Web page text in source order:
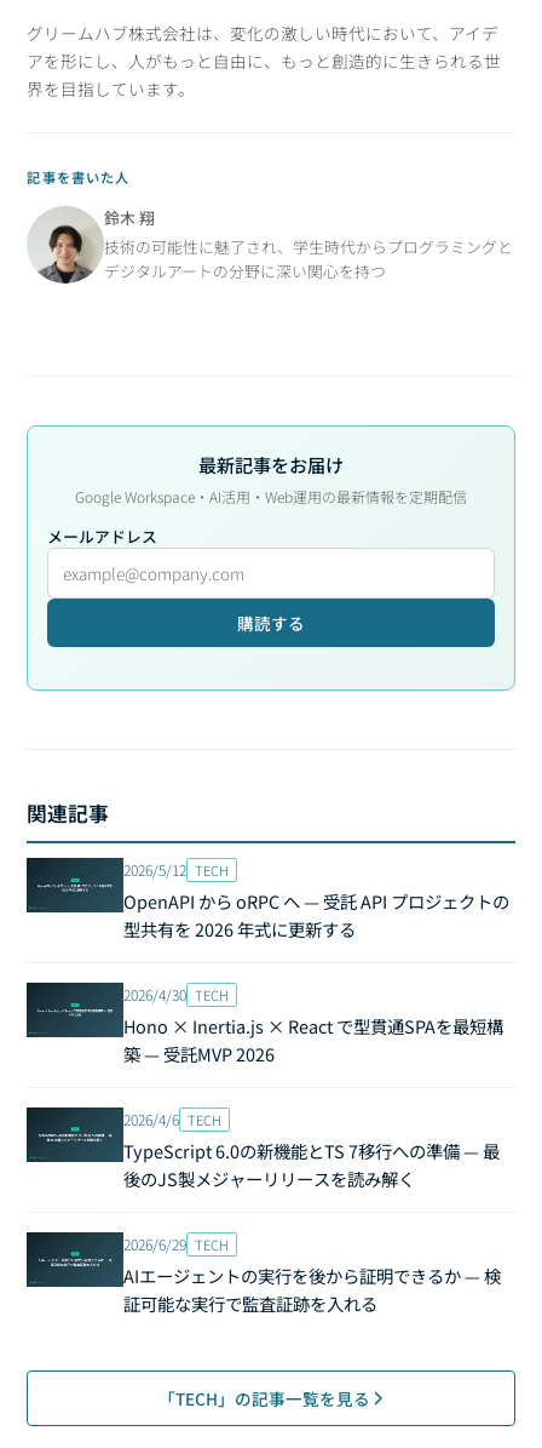
グリームハブ株式会社は、変化の激しい時代において、アイデ
アを形にし、人がもっと自由に、もっと創造的に生きられる世
界を目指しています。
記事を書いた人
鈴木 翔
技術の可能性に魅了され、学生時代からプログラミングと
デジタルアートの分野に深い関心を持つ
最新記事をお届け
Google Workspace・AI活用・Web運用の最新情報を定期配信
メールアドレス
購読する
関連記事
2026/5/12 TECH
OpenAPI から oRPC へ — 受託 API プロジェクトの
型共有を 2026 年式に更新する
2026/4/30 TECH
Hono × Inertia.js × React で型貫通SPAを最短構
築 — 受託MVP 2026
2026/4/6 TECH
TypeScript 6.0の新機能とTS 7移行への準備 — 最
後のJS製メジャーリリースを読み解く
2026/6/29 TECH
AIエージェントの実行を後から証明できるか — 検
証可能な実行で監査証跡を入れる
「TECH」の記事一覧を見る